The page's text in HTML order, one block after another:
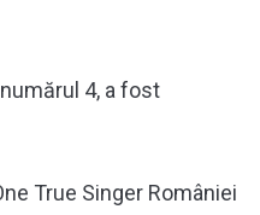
4, a fost
True Singer României